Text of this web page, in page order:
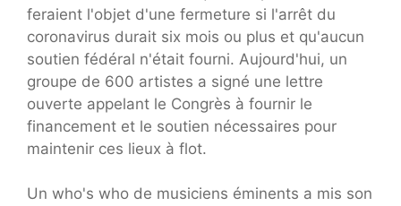
feraient l'objet d'une fermeture si l'arrêt du
coronavirus durait six mois ou plus et qu'aucun
soutien fédéral n'était fourni. Aujourd'hui, un
groupe de 600 artistes a signé une lettre
ouverte appelant le Congrès à fournir le
financement et le soutien nécessaires pour
maintenir ces lieux à flot.
Un who's who de musiciens éminents a mis son